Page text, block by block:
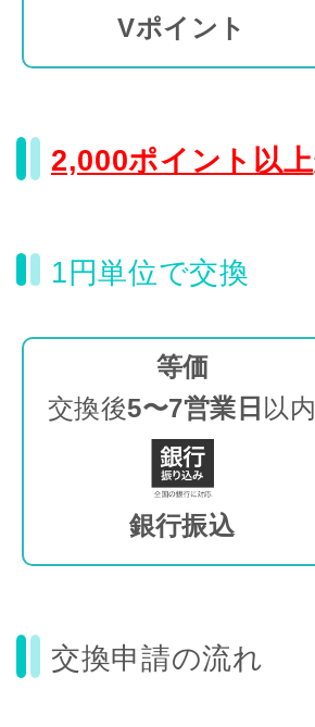
Vポイント
2,000ポイント以上
1円単位で交換
等価
交換後5〜7営業日 以内
銀行振込
交換申請の流れ